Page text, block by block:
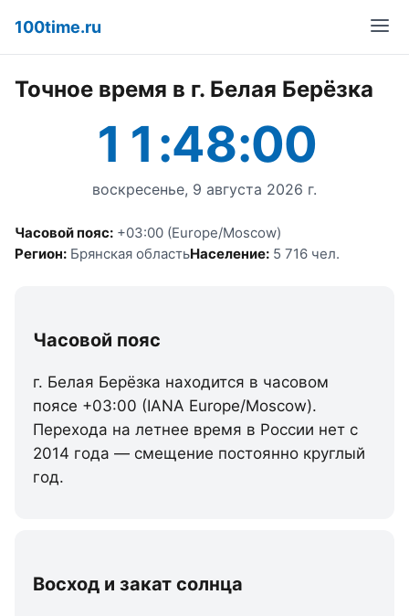
100time.ru
Точное время в г. Белая Берёзка
11:48:00
воскресенье, 9 августа 2026 г.
Часовой пояс: +03:00 (Europe/Moscow)
Регион: Брянская областьНаселение: 5 716 чел.
Часовой пояс
г. Белая Берёзка находится в часовом
поясе +03:00 (IANA Europe/Moscow).
Перехода на летнее время в России нет с
2014 года — смещение постоянно круглый
год.
Восход и закат солнца